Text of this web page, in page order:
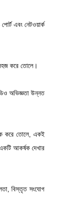
এবং নেটওয়ার্ক
সহজ করে তোলে।
অভিজ্ঞতা উন্নত
করে তোলে, একই
একটি আকর্ষক দেখার
বিস্তৃত সংযোগ